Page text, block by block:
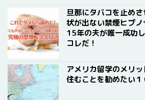
旦那にタバコを止め
状が出ない禁煙ヒプ
15年の夫が唯一成功
コレだ！
アメリカ留学のメリ
住むことを勧めたい１